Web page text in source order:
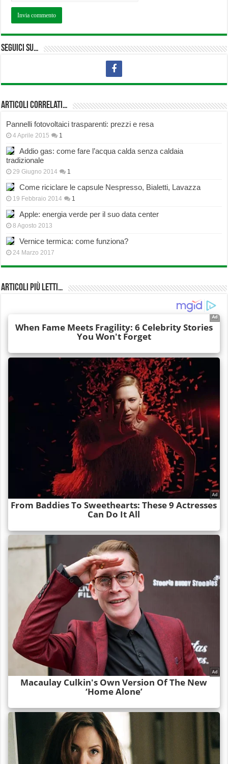
Seguici su…
Articoli correlati…
Pannelli fotovoltaici trasparenti: prezzi e resa
4 Aprile 2015 1
Addio gas: come fare l’acqua calda senza caldaia
tradizionale
29 Giugno 2014 1
Come riciclare le capsule Nespresso, Bialetti, Lavazza
19 Febbraio 2014 1
Apple: energia verde per il suo data center
8 Agosto 2013
Vernice termica: come funziona?
24 Marzo 2017
Articoli più Letti…